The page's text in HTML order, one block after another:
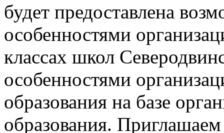
будет предоставлена
особенностями
классах школ
особенностями
образования на базе
образования.